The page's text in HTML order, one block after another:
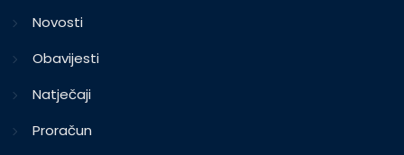
Novosti
Obavijesti
Natječaji
Proračun